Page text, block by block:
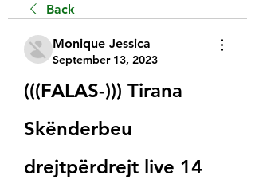
Back
Monique Jessica
September 13, 2023
(((FALAS-))) Tirana
Skënderbeu
drejtpërdrejt live 14